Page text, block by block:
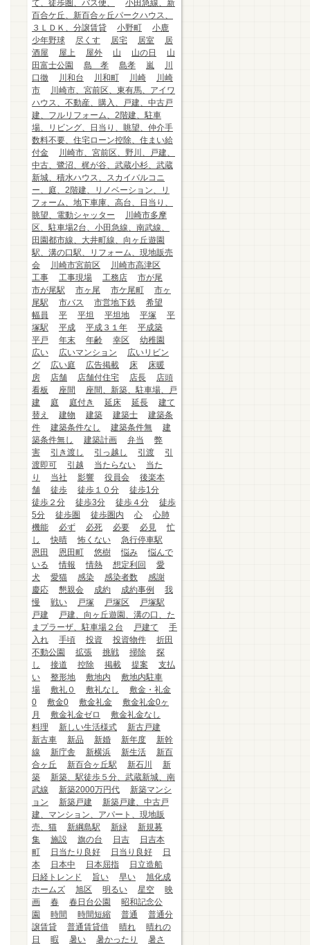
て、徒歩圏、バス便、
小田急線、新
百合ケ丘、新百合ヶ丘パークハウス、
３ＬＤＫ、分譲賃貸
小野町
小鹿
少年野球
尽くす 居宅 居室
居
酒屋
屋上 屋外 山 山の日
山
田富士公園
島 孝 島孝 嵐
川
口徹
川和台 川和町 川崎
川崎
市
川崎市、宮前区、東有馬、アイワ
ハウス、不動産、購入、戸建、中古戸
建、フルリフォーム、2階建、駐車
場、リビング、日当り、眺望、仲介手
数料不要、住宅ローン控除、住まい給
付金
川崎市、宮前区、野川、戸建、
中古、鷺沼、梶が谷、武蔵小杉、武蔵
新城、積水ハウス、スカイバルコニ
ー、庭、2階建、リノベーション、リ
フォーム、地下車庫、高台、日当り、
眺望、電動シャッター
川崎市多摩
区、駐車場2台、小田急線、南武線、
田園都市線、大井町線、向ヶ丘遊園
駅、溝の口駅、リフォーム、現地販売
会
川崎市宮前区
川崎市高津区
工事
工事現場 工務店
市が尾
市が尾駅
市ヶ尾 市ケ尾町
市ヶ
尾駅
市バス 市営地下鉄
希望
幅員
平 平坦 平坦地 平塚
平
塚駅
平成 平成３１年
平成築
平戸
年末 年齢 幸区
幼稚園
広い
広いマンション
広いリビン
グ
広い庭 広告掲載 床
床暖
房
店舗 店舗付住宅 店長
店頭
看板
座間
座間、新築、駐車場、戸
建
庭 庭付き 延床 延長
建て
替え
建物 建築 建築士
建築条
件
建築条件なし 建築条件無
建
築条件無し
建築計画 弁当
弊
害
引き渡し 引っ越し 引渡
引
渡即可
引越 当たらない
当た
り
当社 影響 役員会
後楽本
舗
徒歩 徒歩１０分
徒歩1分
徒歩２分
徒歩3分 徒歩４分
徒歩
5分
徒歩圏 徒歩圏内 心
心肺
機能
必ず 必死 必要 必見
忙
し
快晴 怖くない
急行停車駅
恩田
恩田町 悠樹 悩み
悩んで
いる
情報 情熱 想定利回
愛
犬
愛猫 感染 感染者数
感謝
慶応
懇親会 成約 成約事例
我
慢
戦い 戸塚 戸塚区
戸塚駅
戸建
戸建、向ヶ丘遊園、溝の口、た
まプラーザ、駐車場２台
戸建て
手
入れ
手頃 投資 投資物件
折田
不動公園
拡張 挑戦 掃除
探
し
接道 控除 掲載 提案
支払
い
整形地 敷地内
敷地内駐車
場
敷礼０ 敷礼なし
敷金・礼金
0
敷金0 敷金礼金
敷金礼金0ヶ
月
敷金礼金ゼロ
敷金礼金なし
料理
新しい生活様式
新古戸建
新古車
新品 新婚 新年度
新幹
線
新庁舎 新横浜 新生活
新百
合ヶ丘
新百合ヶ丘駅 新石川
新
築
新築、駅徒歩５分、武蔵新城、南
武線
新築2000万円代
新築マンシ
ョン
新築戸建
新築戸建、中古戸
建、マンション、アパート、現地販
売、猫
新綱島駅 新緑
新規募
集
施設 旗の台 日吉
日吉本
町
日当たり良好 日当り良好
日
本
日本中 日本屈指
日立造船
日経トレンド
旨い 早い
旭化成
ホームズ
旭区 明るい 星空
映
画
春 春日台公園
昭和記念公
園
時間 時間短縮 普通
普通分
譲賃貸
普通賃貸借 晴れ
晴れの
日
暇 暑い 暑かったり
暑さ